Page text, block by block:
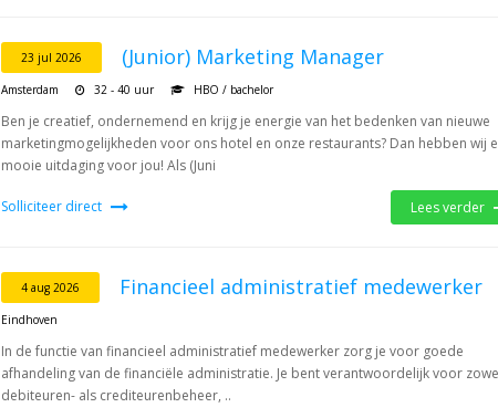
23 jul 2026 (Junior) Marketing Manager
Amsterdam 32 - 40 uur HBO / bachelor
Ben je creatief, ondernemend en krijg je energie van het bedenken van nieuwe
marketingmogelijkheden voor ons hotel en onze restaurants? Dan hebben wij
mooie uitdaging voor jou! Als (Juni
Solliciteer direct Lees verder
4 aug 2026 Financieel administratief medewerker
Eindhoven
In de functie van financieel administratief medewerker zorg je voor goede
afhandeling van de financiële administratie. Je bent verantwoordelijk voor
debiteuren- als crediteurenbeheer, ..